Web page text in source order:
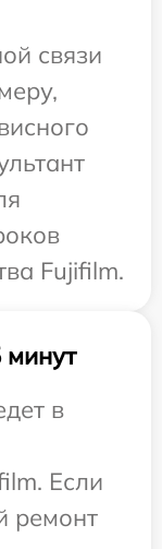
связи
Fujifilm.
в
Если
ремонт